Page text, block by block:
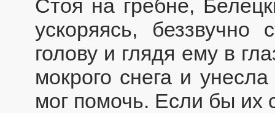
Стоя на гребне,
ускоряясь, беззвучно
голову и глядя ему в
мокрого снега и
мог помочь. Если бы их